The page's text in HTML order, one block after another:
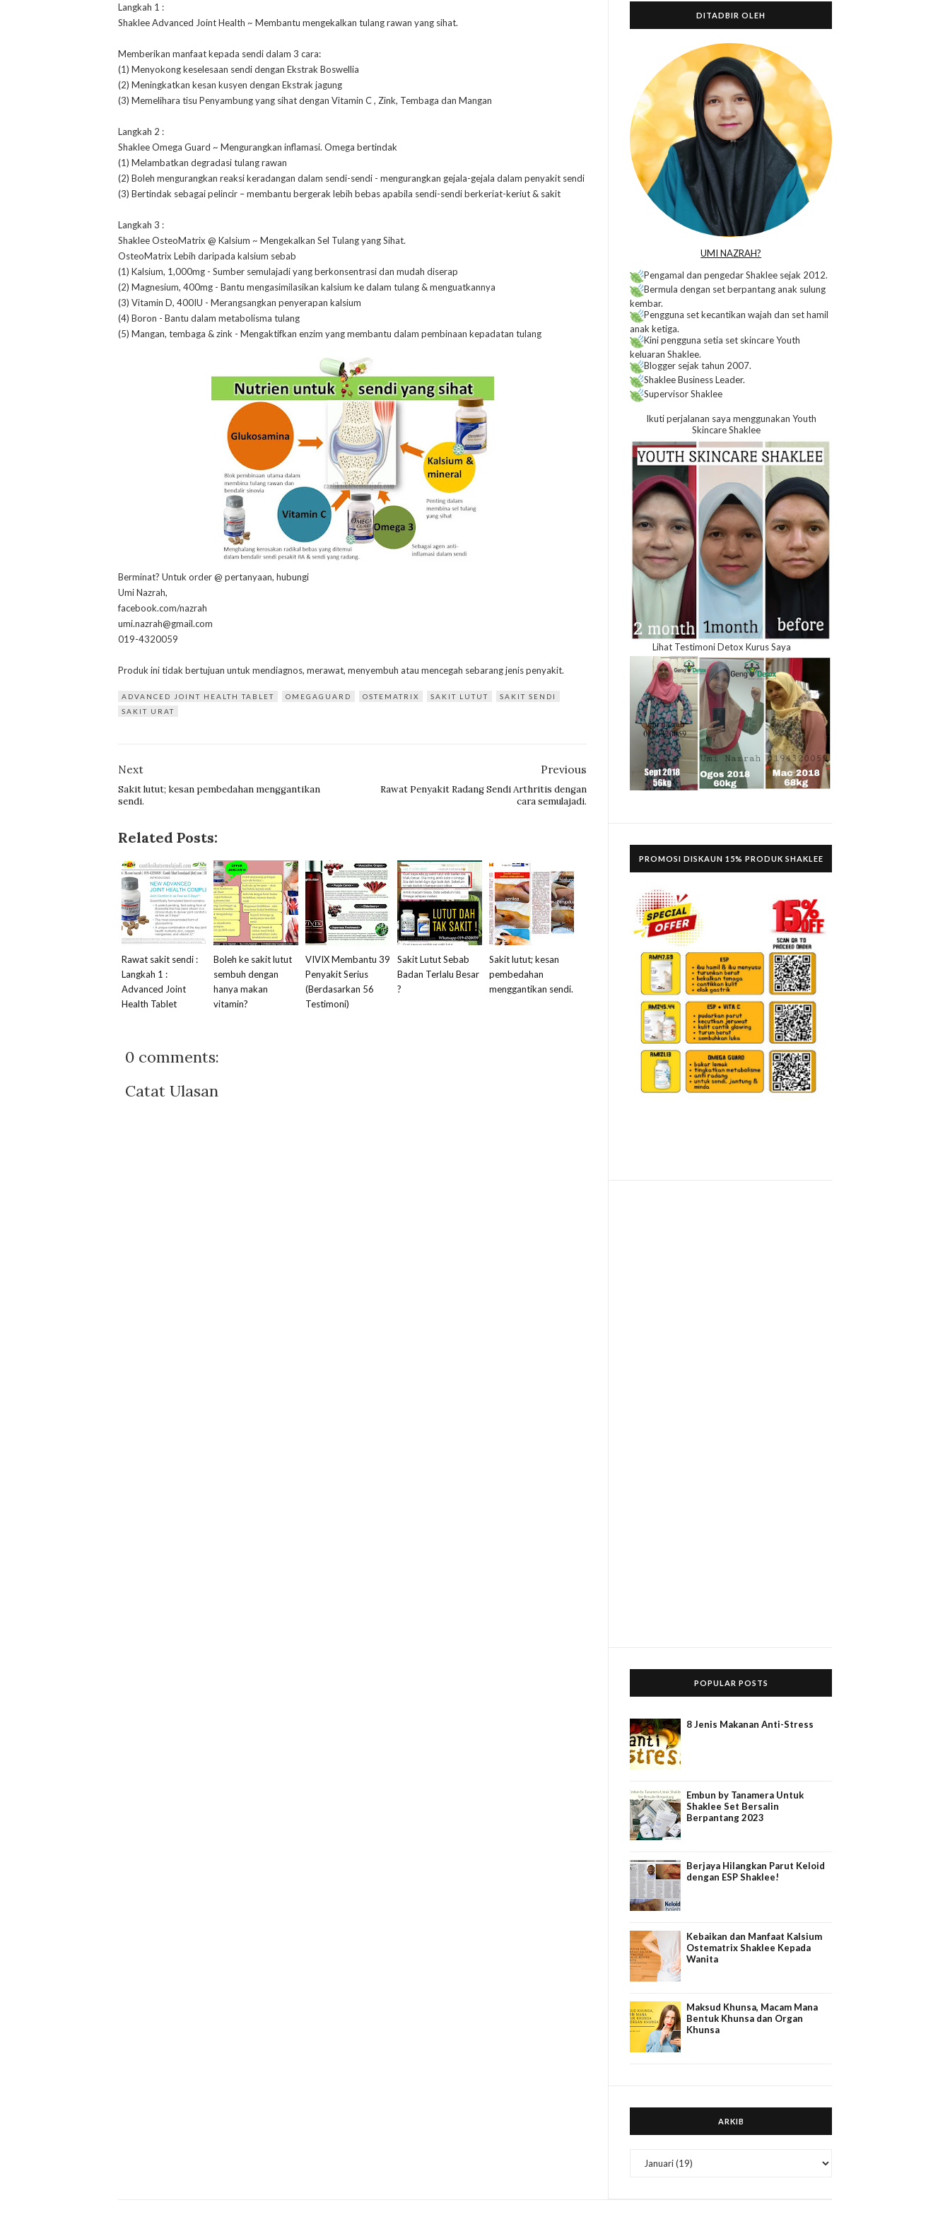
Langkah 1 :
Shaklee Advanced Joint Health ~ Membantu mengekalkan tulang rawan yang sihat.
Memberikan manfaat kepada sendi dalam 3 cara:
(1) Menyokong keselesaan sendi dengan Ekstrak Boswellia
(2) Meningkatkan kesan kusyen dengan Ekstrak jagung
(3) Memelihara tisu Penyambung yang sihat dengan Vitamin C , Zink, Tembaga dan Mangan
Langkah 2 :
Shaklee Omega Guard ~ Mengurangkan inflamasi. Omega bertindak
(1) Melambatkan degradasi tulang rawan
(2) Boleh mengurangkan reaksi keradangan dalam sendi-sendi - mengurangkan gejala-gejala dalam penyakit sendi
(3) Bertindak sebagai pelincir – membantu bergerak lebih bebas apabila sendi-sendi berkeriat-keriut & sakit
Langkah 3 :
Shaklee OsteoMatrix @ Kalsium ~ Mengekalkan Sel Tulang yang Sihat.
OsteoMatrix Lebih daripada kalsium sebab
(1) Kalsium, 1,000mg - Sumber semulajadi yang berkonsentrasi dan mudah diserap
(2) Magnesium, 400mg - Bantu mengasimilasikan kalsium ke dalam tulang & menguatkannya
(3) Vitamin D, 400IU - Merangsangkan penyerapan kalsium
(4) Boron - Bantu dalam metabolisma tulang
(5) Mangan, tembaga & zink - Mengaktifkan enzim yang membantu dalam pembinaan kepadatan tulang
Berminat? Untuk order @ pertanyaan, hubungi
Umi Nazrah,
facebook.com/nazrah
umi.nazrah@gmail.com
019-4320059
Produk ini tidak bertujuan untuk mendiagnos, merawat, menyembuh atau mencegah sebarang jenis penyakit.
ADVANCED JOINT HEALTH TABLET OMEGAGUARD OSTEMATRIX SAKIT LUTUT
SAKIT SENDI
SAKIT URAT
Next
Sakit lutut; kesan pembedahan menggantikan
sendi.
Previous
Rawat Penyakit Radang Sendi Arthritis dengan
cara semulajadi.
Related Posts:
Rawat sakit sendi :
Langkah 1 :
Advanced Joint
Health Tablet
Boleh ke sakit lutut
sembuh dengan
hanya makan
vitamin?
VIVIX Membantu 39
Penyakit Serius
(Berdasarkan 56
Testimoni)
Sakit Lutut Sebab
Badan Terlalu Besar
?
Sakit lutut; kesan
pembedahan
menggantikan sendi.
0 comments:
Catat Ulasan
r
DITADBIR OLEH
UMI NAZRAH?
Pengamal dan pengedar Shaklee sejak 2012.
Bermula dengan set berpantang anak sulung
kembar.
Pengguna set kecantikan wajah dan set hamil
anak ketiga.
Kini pengguna setia set skincare Youth
keluaran Shaklee.
Blogger sejak tahun 2007.
Shaklee Business Leader.
Supervisor Shaklee
Ikuti perjalanan saya menggunakan Youth
Skincare Shaklee
Lihat Testimoni Detox Kurus Saya
PROMOSI DISKAUN 15% PRODUK SHAKLEE
POPULAR POSTS
8 Jenis Makanan Anti-Stress
Embun by Tanamera Untuk
Shaklee Set Bersalin
Berpantang 2023
Berjaya Hilangkan Parut Keloid
dengan ESP Shaklee!
Kebaikan dan Manfaat Kalsium
Ostematrix Shaklee Kepada
Wanita
Maksud Khunsa, Macam Mana
Bentuk Khunsa dan Organ
Khunsa
ARKIB